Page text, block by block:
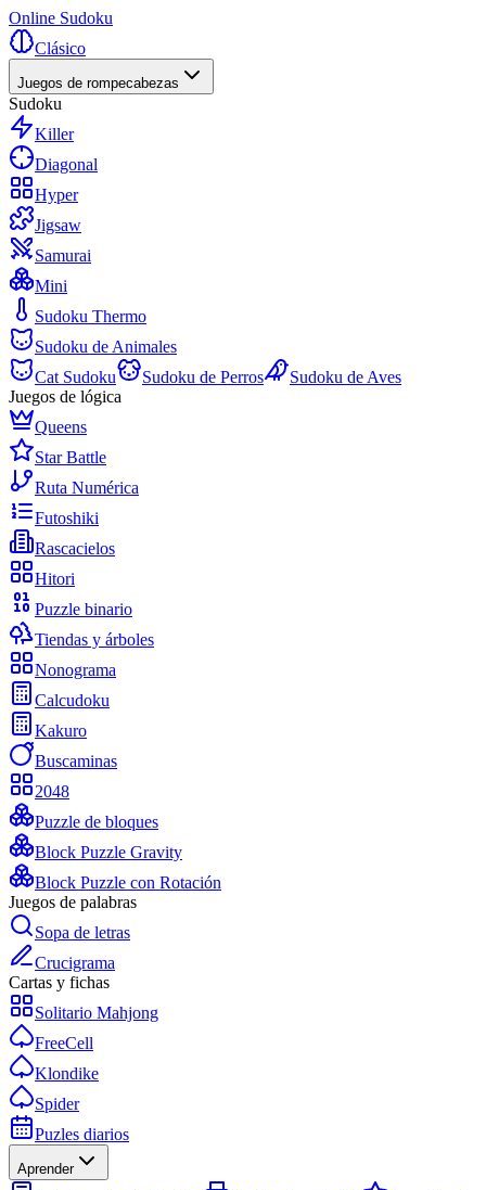
Online Sudoku
Clásico
Juegos de rompecabezas
Sudoku
Killer
Diagonal
Hyper
Jigsaw
Samurai
Mini
Sudoku Thermo
Sudoku de Animales
Cat Sudoku
Sudoku de Perros
Sudoku de Aves
Juegos de lógica
Queens
Star Battle
Ruta Numérica
Futoshiki
Rascacielos
Hitori
Puzzle binario
Tiendas y árboles
Nonograma
Calcudoku
Kakuro
Buscaminas
2048
Puzzle de bloques
Block Puzzle Gravity
Block Puzzle con Rotación
Juegos de palabras
Sopa de letras
Crucigrama
Cartas y fichas
Solitario Mahjong
FreeCell
Klondike
Spider
Puzles diarios
Aprender